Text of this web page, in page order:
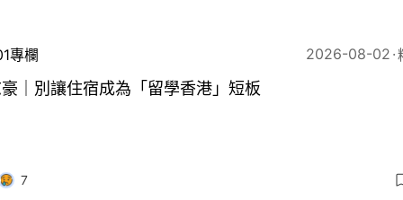
專欄 2026-08-02
｜別讓住宿成為「留學香港」短板
7